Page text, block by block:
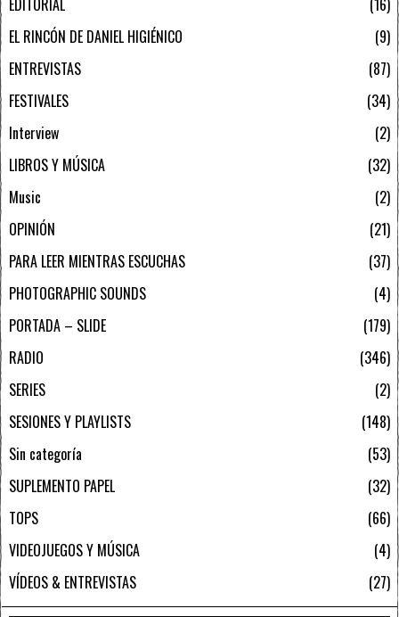
EDITORIAL
16
EL RINCÓN DE DANIEL HIGIÉNICO
9
ENTREVISTAS
87
FESTIVALES
34
Interview
2
LIBROS Y MÚSICA
32
Music
2
OPINIÓN
21
PARA LEER MIENTRAS ESCUCHAS
37
PHOTOGRAPHIC SOUNDS
4
PORTADA – SLIDE
179
RADIO
346
SERIES
2
SESIONES Y PLAYLISTS
148
Sin categoría
53
SUPLEMENTO PAPEL
32
TOPS
66
VIDEOJUEGOS Y MÚSICA
4
VÍDEOS & ENTREVISTAS
27